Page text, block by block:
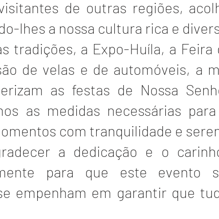
de outras regiões,
lhes a nossa cultura rica e
tradições, a Expo-Huíla, a Feira
de velas e de automóveis, a
as festas de Nossa
as medidas necessárias
com tranquilidade e
a dedicação e o
para que este evento
empenham em garantir que